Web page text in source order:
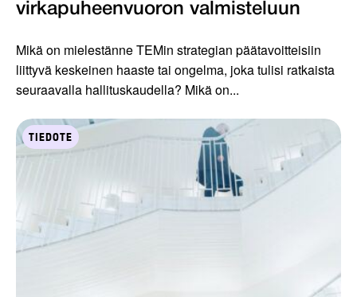
virkapuheenvuoron valmisteluun
Mikä on mielestänne TEMin strategian päätavoitteisiin
liittyvä keskeinen haaste tai ongelma, joka tulisi ratkaista
seuraavalla hallituskaudella? Mikä on...
TIEDOTE